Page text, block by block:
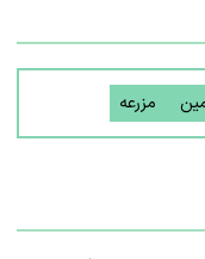
مزرعه